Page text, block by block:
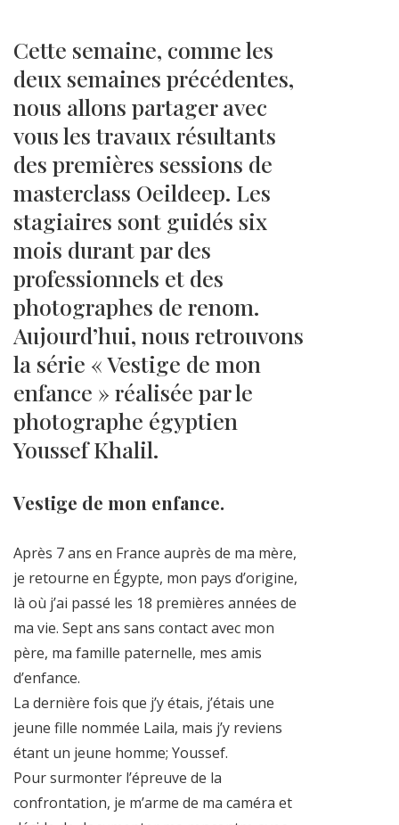
Cette semaine, comme les
deux semaines précédentes,
nous allons partager avec
vous les travaux résultants
des premières sessions de
masterclass Oeildeep. Les
stagiaires sont guidés six
mois durant par des
professionnels et des
photographes de renom.
Aujourd’hui, nous retrouvons
la série « Vestige de mon
enfance » réalisée par le
photographe égyptien
Youssef Khalil.
Vestige de mon enfance.
Après 7 ans en France auprès de ma mère,
je retourne en Égypte, mon pays d’origine,
là où j’ai passé les 18 premières années de
ma vie. Sept ans sans contact avec mon
père, ma famille paternelle, mes amis
d’enfance.
La dernière fois que j’y étais, j’étais une
jeune fille nommée Laila, mais j’y reviens
étant un jeune homme; Youssef.
Pour surmonter l’épreuve de la
confrontation, je m’arme de ma caméra et